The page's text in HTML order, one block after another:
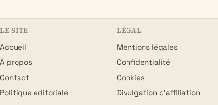
LE SITE
Accueil
À propos
Contact
Politique éditoriale
LÉGAL
Mentions légales
Confidentialité
Cookies
Divulgation d’affiliation